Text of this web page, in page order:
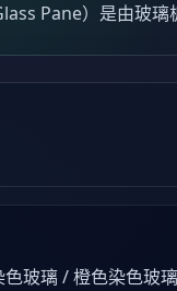
Pane）是由玻璃
玻璃 / 橙色染色玻璃